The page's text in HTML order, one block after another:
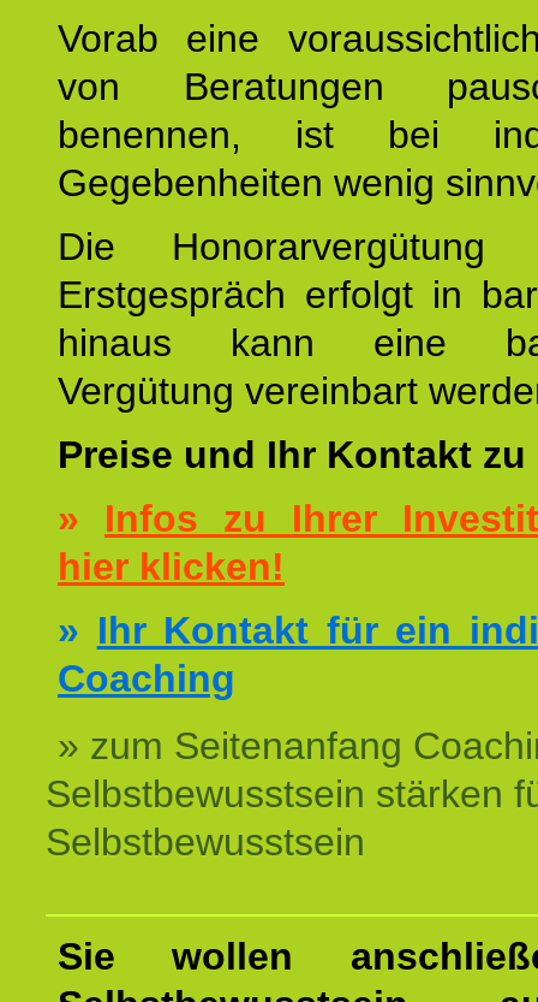
Vorab eine
von Beratungen
benennen, ist bei
Gegebenheiten wenig
Die
Erstgespräch erfolgt in
hinaus kann eine
Vergütung vereinbart
Preise und Ihr Kontakt
» Infos zu Ihrer
hier klicken!
» Ihr Kontakt für ein
Coaching
» zum Seitenanfang
Selbstbewusstsein stärken
Selbstbewusstsein
Sie wollen